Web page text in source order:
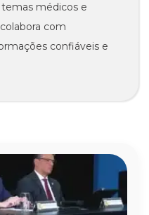
médicos e
com
confiáveis e